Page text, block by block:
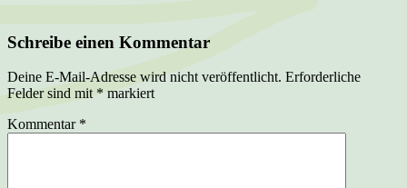
Schreibe einen Kommentar
Deine E-Mail-Adresse wird nicht veröffentlicht. Erforderliche
Felder sind mit* markiert
Kommentar *